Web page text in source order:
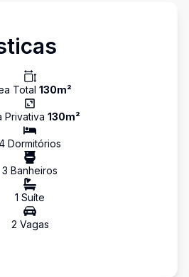
Total 130m²
Privativa 130m²
Dormitórios
3 Banheiros
1 Suíte
2 Vagas